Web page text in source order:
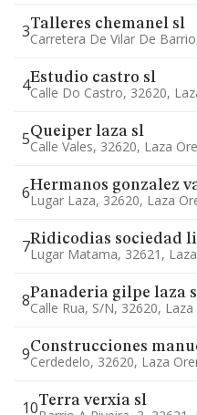
3Talleres chemanel sl
Carretera De Vilar De
4Estudio castro sl
Calle Do Castro, 32620,
5Queiper laza sl
Calle Vales, 32620, Laza
6Hermanos gonzalez
Lugar Laza, 32620, Laza
7Ridicodias sociedad
Lugar Matama, 32621,
8Panaderia gilpe laza
Calle Rua, S/n, 32620,
9Construcciones
Cerdedelo, 32620, Laza
10Terra verxia sl